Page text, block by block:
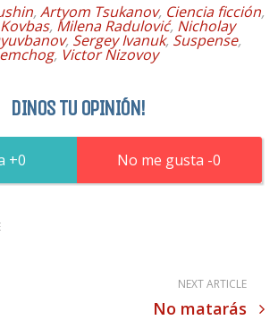
, Artyom Tsukanov, Ciencia ficción,
, Milena Radulović, Nicholay
, Sergey Ivanuk,Suspense,
, Victor Nizovoy
DINOS TU OPINIÓN!
0 0
NEXT ARTICLE
No matarás